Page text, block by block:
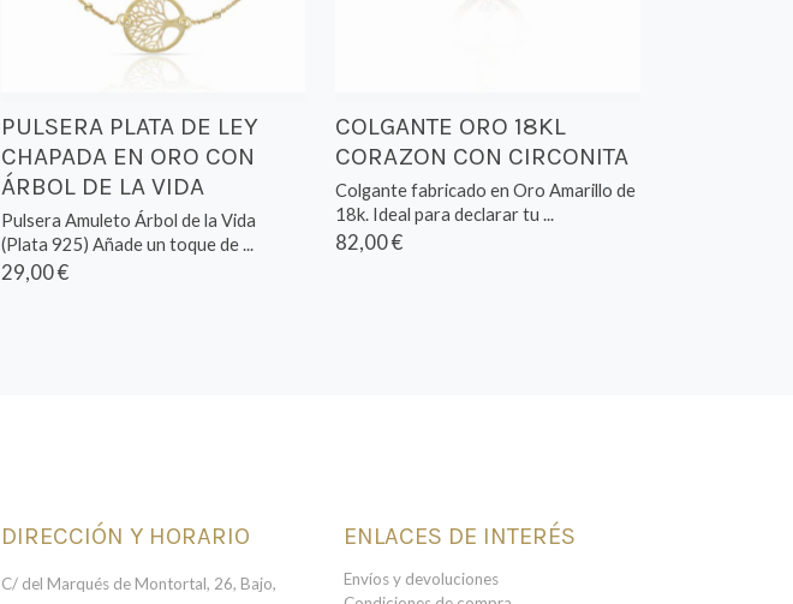
PULSERA PLATA DE LEY
CHAPADA EN ORO CON
ÁRBOL DE LA VIDA
Pulsera Amuleto Árbol de la Vida
(Plata 925) Añade un toque de ...
29,00 €
COLGANTE ORO 18KL
CORAZON CON CIRCONITA
Colgante fabricado en Oro Amarillo de
18k. Ideal para declarar tu ...
82,00 €
DIRECCIÓN Y HORARIO
C/ del Marqués de Montortal, 26, Bajo,
ENLACES DE INTERÉS
Envíos y devoluciones